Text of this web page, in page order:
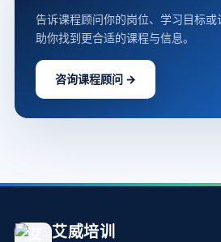
告诉课程顾问你的岗位、学习目标或
助你找到更合适的课程与信息。
咨询课程顾问 →
艾威培训